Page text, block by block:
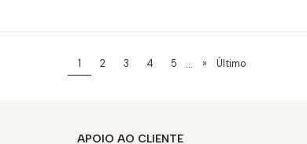
1 2 3 4 5 ... » Último
APOIO AO CLIENTE